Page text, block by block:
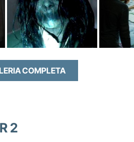
COMPLETA
2